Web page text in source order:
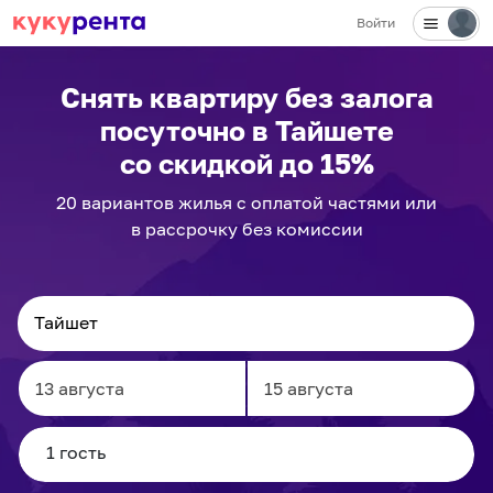
Войти
Снять квартиру без залога
посуточно в Тайшете
со скидкой до 15%
20 вариантов жилья с оплатой частями или
в рассрочку без комиссии
Navigate
forward
to
Navigate
to